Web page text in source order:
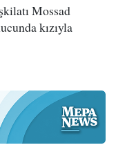
Mossad
kızıyla